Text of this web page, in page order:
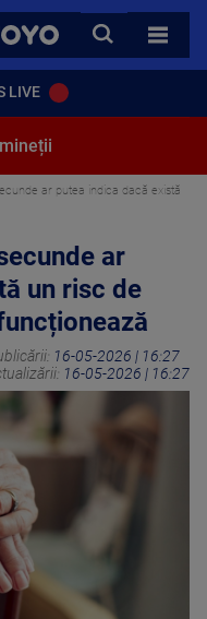
VOYO
CAUTA
TOATE
LIVE
ar putea indica dacă există
ar
un risc de
16-05-2026 | 16:27
16-05-2026 | 16:27